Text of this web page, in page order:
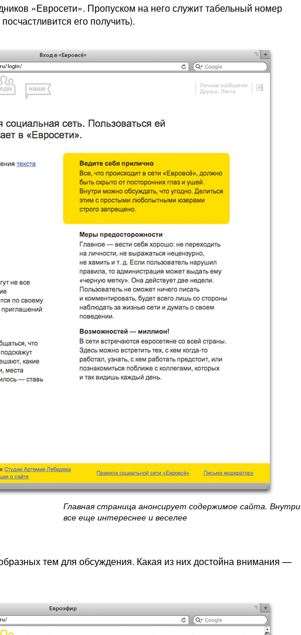
«Евросети». Пропуском на него служит табельный номер
его получить).
Главная страница анонсирует содержимое сайта. Внутри
все еще интереснее и веселее
тем для обсуждения. Какая из них достойна внимания —